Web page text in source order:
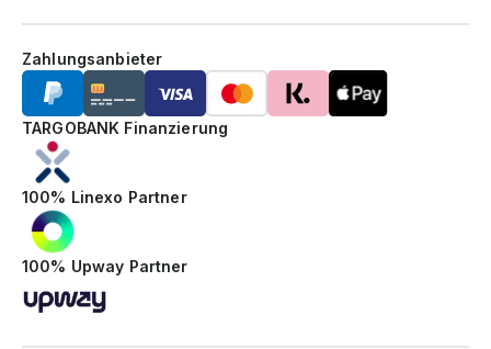
100% Upway Partner
100% Linexo Partner
TARGOBANK Finanzierung
Zahlungsanbieter